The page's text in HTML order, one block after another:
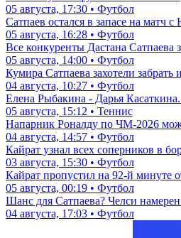
05 августа, 17:30 • Футбол
Сатпаев остался в запасе на матч
05 августа, 16:28 • Футбол
Все конкуренты Дастана Сатпаева
05 августа, 14:00 • Футбол
Кумира Сатпаева захотели забрать
04 августа, 10:27 • Футбол
Елена Рыбакина - Дарья
05 августа, 15:12 • Теннис
Напарник Роналду по ЧМ-2026
04 августа, 14:57 • Футбол
Кайрат узнал всех соперников в
03 августа, 15:30 • Футбол
Кайрат пропустил на 92-й минуте
05 августа, 00:19 • Футбол
Шанс для Сатпаева? Челси
04 августа, 17:03 • Футбол